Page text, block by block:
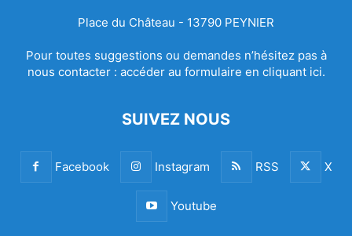
Place du Château - 13790 PEYNIER
Pour toutes suggestions ou demandes n’hésitez pas à
nous contacter : accéder au formulaire en cliquant ici.
SUIVEZ NOUS
Facebook Instagram RSS X
Youtube